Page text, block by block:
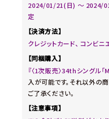
2024/01/21(日) 〜 2024/
定
【決済方法】
クレジットカード、 コンビニ
【同梱購入】
『〈1次販売〉34thシングル
入が可能です。それ以外の
ご了承ください。
【注意事項】